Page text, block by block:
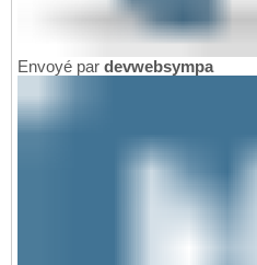
Envoyé par devwebsympa